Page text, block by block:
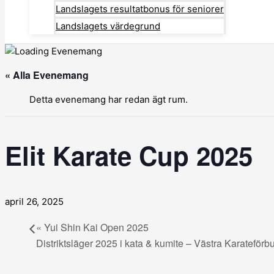
Landslagets resultatbonus för seniorer
Landslagets värdegrund
« Alla Evenemang
Detta evenemang har redan ägt rum.
Elit Karate Cup 2025
april 26, 2025
« Yui Shin Kai Open 2025
Distriktsläger 2025 i kata & kumite – Västra